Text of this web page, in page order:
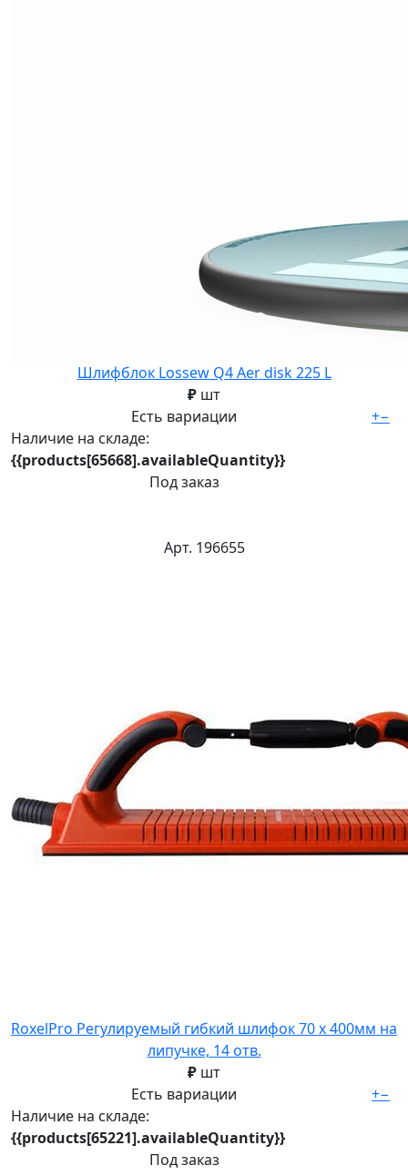
Шлифблок Lossew Q4 Aer disk 225 L
₽ шт
Есть вариации
Наличие на складе:
{{products[65668].availableQuantity}}
Под заказ
+−
Арт. 196655
RoxelPro Регулируемый гибкий шлифок 70 х 400мм на
липучке, 14 отв.
₽ шт
Есть вариации
Наличие на складе:
{{products[65221].availableQuantity}}
Под заказ
+−